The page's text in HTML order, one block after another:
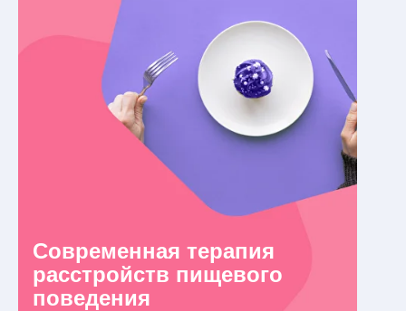
Современная терапия
расстройств пищевого
поведения